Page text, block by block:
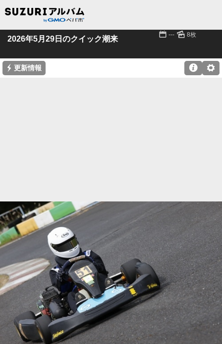
2026年5月29日のクイック潮来 📅 --- 🌄 8枚
⚡ 更新情報 ⚙
